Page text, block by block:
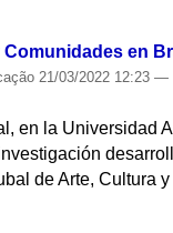
en
21/03/2022 12:23—
en la Universidad
de Arte, Cultura